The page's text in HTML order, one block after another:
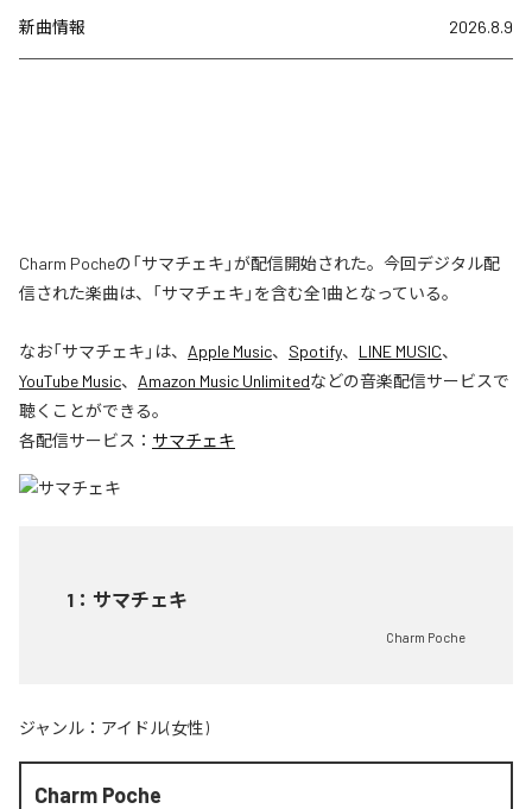
新曲情報 2026.8.9
Charm Pocheの「サマチェキ」が配信開始された。今回デジタル配
信された楽曲は、「サマチェキ」を含む全1曲となっている。
なお「サマチェキ 」は、 Apple Music、 Spotify、 LINE MUSIC、
YouTube Music、 Amazon Music Unlimitedなどの音楽配信サービスで
聴くことができる。
各配信サービス： サマチェキ
1 ： サマチェキ
Charm Poche
ジャンル： アイドル(女性)
Charm Poche